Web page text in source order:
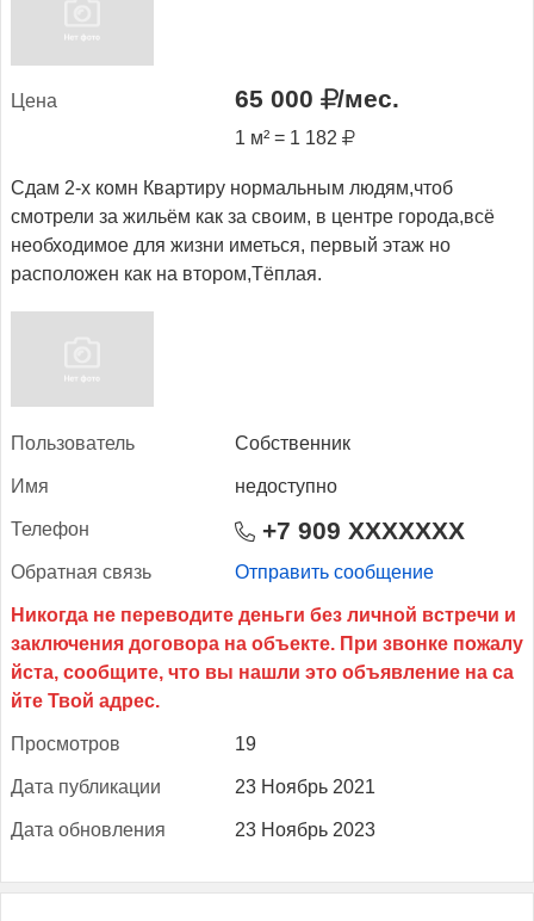
Це­на 65 000 /мес.
1 м² = 1 182
Сдам 2-х комн Квартиру нормальным людям,чтоб
смотрели за жильём как за своим, в центре города,всё
необходимое для жизни иметься, первый этаж но
расположен как на втором,Тёплая.
Поль­зо­ватель Собственник
Имя недоступно
Те­лефон +7 909 XXXXXXX
Об­ратная связь Отправить сообщение
Прос­мотров 19
Да­та пуб­ли­кации 23 Ноябрь 2021
Да­та об­новле­ния 23 Ноябрь 2023